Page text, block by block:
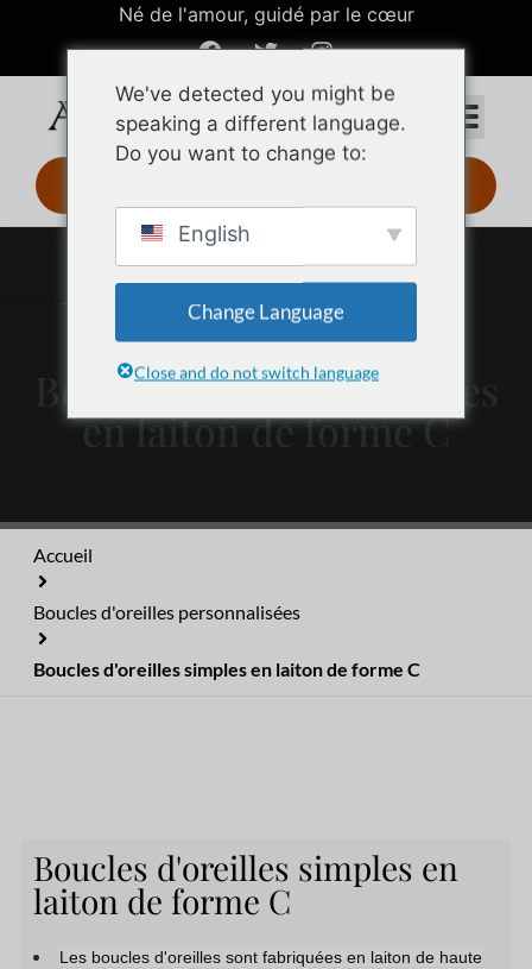
Né de l'amour, guidé par le cœur
Boucles d'oreilles simples
en laiton de forme C
Accueil
Boucles d'oreilles personnalisées
Boucles d'oreilles simples en laiton de forme C
Boucles d'oreilles simples en
laiton de forme C
Les boucles d'oreilles sont fabriquées en laiton de haute
We've detected you might be
speaking a different language.
Do you want to change to:
English
Change Language
Close and do not switch language